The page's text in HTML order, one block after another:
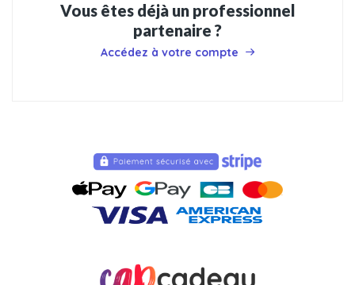
Vous êtes déjà un professionnel
partenaire ?
Accédez à votre compte